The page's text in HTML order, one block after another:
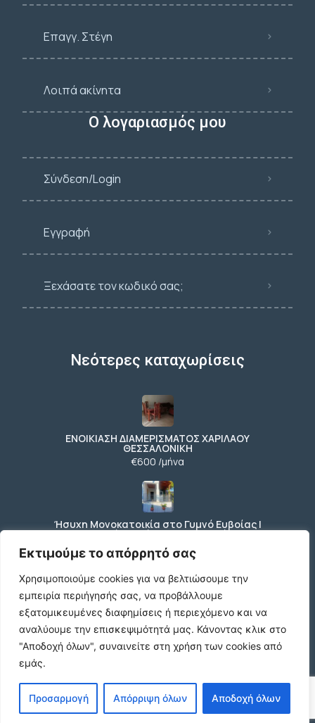
Εκτιμούμε το απόρρητό σας
Χρησιμοποιούμε cookies για να βελτιώσουμε την
εμπειρία περιήγησής σας, να προβάλλουμε
εξατομικευμένες διαφημίσεις ή περιεχόμενο και να
αναλύουμε την επισκεψιμότητά μας. Κάνοντας κλικ στο
"Αποδοχή όλων", συναινείτε στη χρήση των cookies από
εμάς.
Προσαρμογή Απόρριψη όλων Αποδοχή όλων
Επαγγ. Στέγη
Λοιπά ακίνητα
Ο λογαριασμός μου
Σύνδεση/Login
Εγγραφή
Ξεχάσατε τον κωδικό σας;
Νεότερες καταχωρίσεις
ΕΝΟΙΚΙΑΣΗ ΔΙΑΜΕΡΙΣΜΑΤΟΣ ΧΑΡΙΛΑΟΥ
ΘΕΣΣΑΛΟΝΙΚΗ
€600 /μήνα
Ήσυχη Μονοκατοικία στο Γυμνό Ευβοίας |
Κοντά σε Θάλασσα & Βουνό
€52 /μήνα
ΕΝΟΙΚΙΑΣΗ ΔΙΑΜΕΡΙΣΜΑΤΟΣ ΧΑΡΙΛΑΟΥ
ΘΕΣΣΑΛΟΝΙΚΗ
€600 /μήνα
Κωδικος ακινητου Μ480 καταστημα στον
Ευοσμο